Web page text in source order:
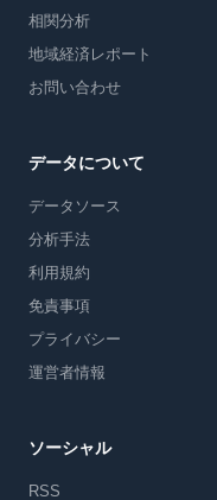
相関分析
地域経済レポート
お問い合わせ
データについて
データソース
分析手法
利用規約
免責事項
プライバシー
運営者情報
ソーシャル
RSS